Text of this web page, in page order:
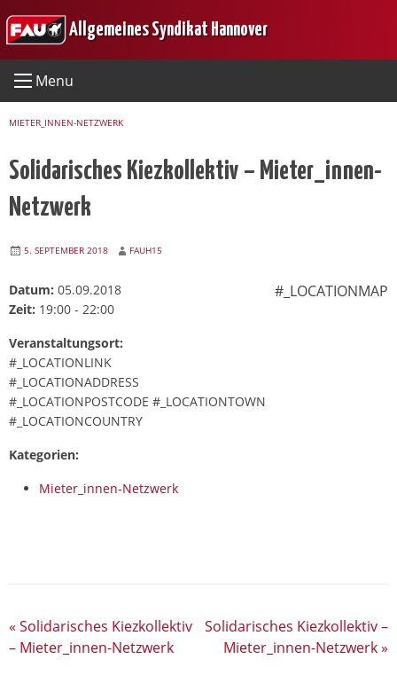
to
Allgemeines Syndikat Hannover
Menu
MIETER_INNEN-NETZWERK
Solidarisches Kiezkollektiv – Mieter_innen-
Netzwerk
5. SEPTEMBER 2018 FAUH15
#_LOCATIONMAP
Datum: 05.09.2018
Zeit: 19:00 - 22:00
Veranstaltungsort:
#_LOCATIONLINK
#_LOCATIONADDRESS
#_LOCATIONPOSTCODE #_LOCATIONTOWN
#_LOCATIONCOUNTRY
Kategorien:
Mieter_innen-Netzwerk
« Solidarisches Kiezkollektiv
– Mieter_innen-Netzwerk
Solidarisches Kiezkollektiv –
Mieter_innen-Netzwerk»